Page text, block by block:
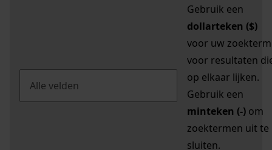
Gebruik een
dollarteken ($)
voor uw zoekterm
voor resultaten
op elkaar lijken.
Gebruik een
minteken (-) om
zoektermen uit te
sluiten.